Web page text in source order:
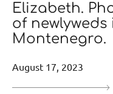
Elizabeth.
of newlyweds
Montenegro.
August 17, 2023